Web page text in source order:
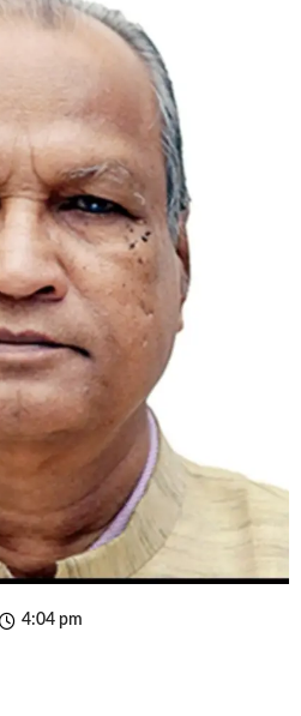
4:04 pm